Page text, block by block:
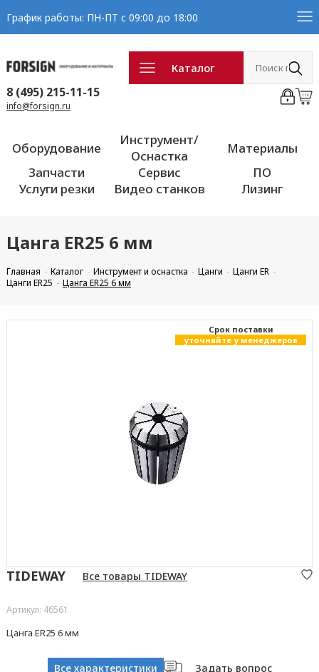
График работы: ПН-ПТ с 09:00 до 18:00
Каталог
8 (495) 215-11-15
info@forsign.ru
Оборудование
Инструмент/
Оснастка
Материалы
Запчасти
Сервис
ПО
Услуги резки
Видео станков Лизинг
Цанга ER25 6 мм
Главная Каталог Инструмент и оснастка Цанги
Цанги ER
Цанги ER25
Цанга ER25 6 мм
Cрок поставки
уточняйте у менеджеров
TIDEWAY Все товары TIDEWAY
Артикул: 46561
Цанга ER25 6 мм
Все характеристики
Задать вопрос